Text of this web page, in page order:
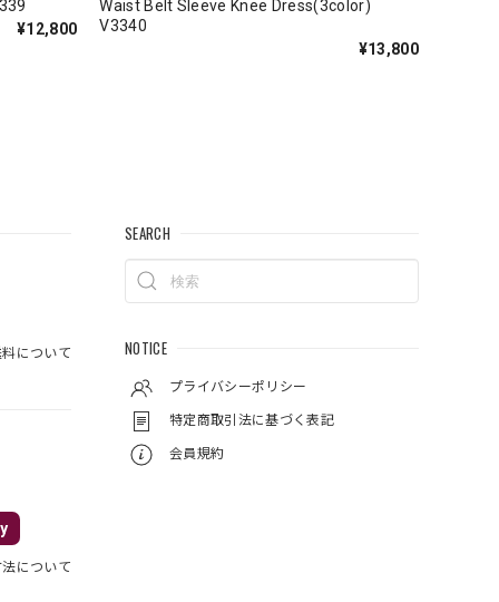
¥12,800
Waist Belt Sleeve Knee Dress(3color)
V3340
¥13,800
について
について
SEARCH
NOTICE
プライバシーポリシー
特定商取引法に基づく表記
会員規約